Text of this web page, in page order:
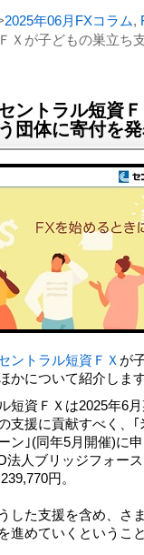
2025年06月FXコラム,
Ｘが子どもの巣立ち
ントラル短資
う団体に寄付を
ントラル短資ＦＸ が
かについて紹介しま
短資ＦＸは2025年6
支援に貢献すべく、
ン｣(同年5月開催)に
法人ブリッジフォー
円。
した支援を含め、さ
進めていくというこ